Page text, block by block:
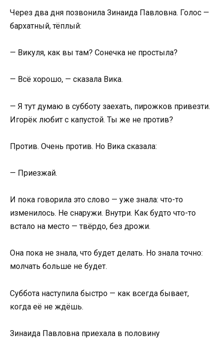
Через два дня позвонила Зинаида Павловна. Голос —
бархатный, тёплый:
— Викуля, как вы там? Сонечка не простыла?
— Всё хорошо, — сказала Вика.
— Я тут думаю в субботу заехать, пирожков привезти.
Игорёк любит с капустой. Ты же не против?
Против. Очень против. Но Вика сказала:
— Приезжай.
И пока говорила это слово — уже знала: что-то
изменилось. Не снаружи. Внутри. Как будто что-то
встало на место — твёрдо, без дрожи.
Она пока не знала, что будет делать. Но знала точно:
молчать больше не будет.
Суббота наступила быстро — как всегда бывает,
когда её не ждёшь.
Зинаида Павловна приехала в половину